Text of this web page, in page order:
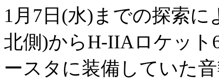
1月7日(水)までの探索
北側)からH-IIAロケット
ースタに装備していた